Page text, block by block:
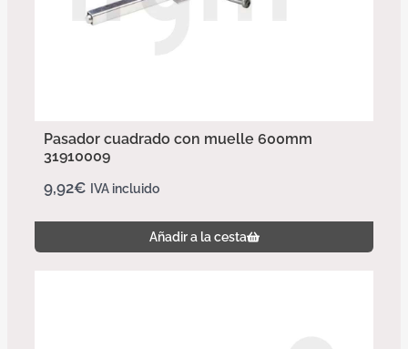
Pasador cuadrado con muelle 600mm
31910009
9,92€ IVA incluido
Añadir a la cesta